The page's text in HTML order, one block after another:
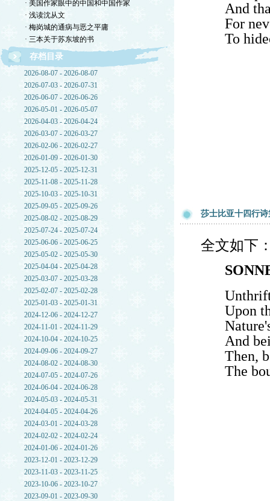
· 美国作家眼中的中国和中国作家
· 浅读沈从文
· 梅岗城的通病与恶之平庸
· 三本关于苏东坡的书
存档目录
2026-08-07 - 2026-08-07
2026-07-03 - 2026-07-31
2026-06-07 - 2026-06-26
2026-05-01 - 2026-05-07
2026-04-03 - 2026-04-24
2026-03-07 - 2026-03-27
2026-02-06 - 2026-02-27
2026-01-09 - 2026-01-30
2025-12-05 - 2025-12-31
2025-11-08 - 2025-11-28
2025-10-03 - 2025-10-31
2025-09-05 - 2025-09-26
2025-08-02 - 2025-08-29
2025-07-24 - 2025-07-24
2025-06-06 - 2025-06-25
2025-05-02 - 2025-05-30
2025-04-04 - 2025-04-28
2025-03-07 - 2025-03-28
2025-02-07 - 2025-02-28
2025-01-03 - 2025-01-31
2024-12-06 - 2024-12-27
2024-11-01 - 2024-11-29
2024-10-04 - 2024-10-25
2024-09-06 - 2024-09-27
2024-08-02 - 2024-08-30
2024-07-05 - 2024-07-26
2024-06-04 - 2024-06-28
2024-05-03 - 2024-05-31
2024-04-05 - 2024-04-26
2024-03-01 - 2024-03-28
2024-02-02 - 2024-02-24
2024-01-06 - 2024-01-26
2023-12-01 - 2023-12-29
2023-11-03 - 2023-11-25
2023-10-06 - 2023-10-27
2023-09-01 - 2023-09-30
And
For
To
莎士比亚十四行
全文如下
Upon
And
Then,
The